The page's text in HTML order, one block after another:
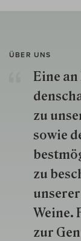
ÜBER UNS
Eine
zu
so­wie
zu
Weine.
zur